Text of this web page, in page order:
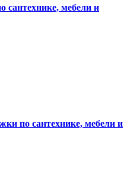
сантехнике, мебели и
по сантехнике, мебели и